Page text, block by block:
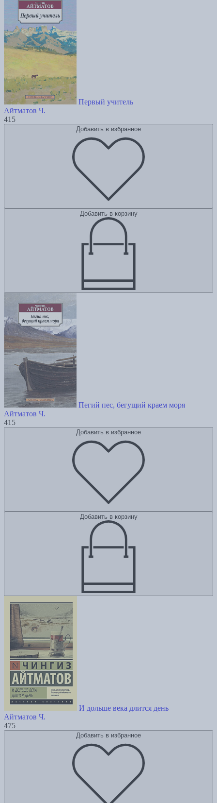
Первый учитель
Айтматов Ч.
415
Добавить в избранное
Добавить в корзину
Пегий пес, бегущий краем моря
Айтматов Ч.
415
Добавить в избранное
Добавить в корзину
И дольше века длится день
Айтматов Ч.
475
Добавить в избранное